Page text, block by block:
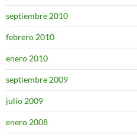
septiembre 2010
febrero 2010
enero 2010
septiembre 2009
julio 2009
enero 2008